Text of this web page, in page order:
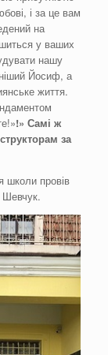
і за це вам
на
у ваших
нашу
Йосиф, а
життя.
!» Самі ж
за
школи провів